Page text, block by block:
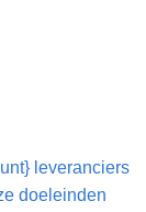
leveranciers
doeleinden